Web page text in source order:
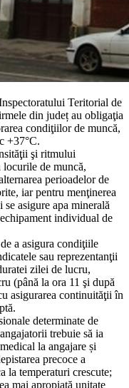
Teritorial de
din județ au obligaţia
condiţiilor de muncă,
+37°C.
şi ritmului
de muncă,
perioadelor de
iar pentru menţinerea
se asigure apa minerală
individual de
a asigura condiţiile
sau reprezentanţii
zilei de lucru,
(până la ora 11 şi după
asigurarea continuităţii în
determinate de
trebuie să ia
la angajare și
precoce a
la temperaturi crescute;
mai apropiată unitate